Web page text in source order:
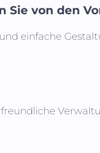
Sie von den
einfache